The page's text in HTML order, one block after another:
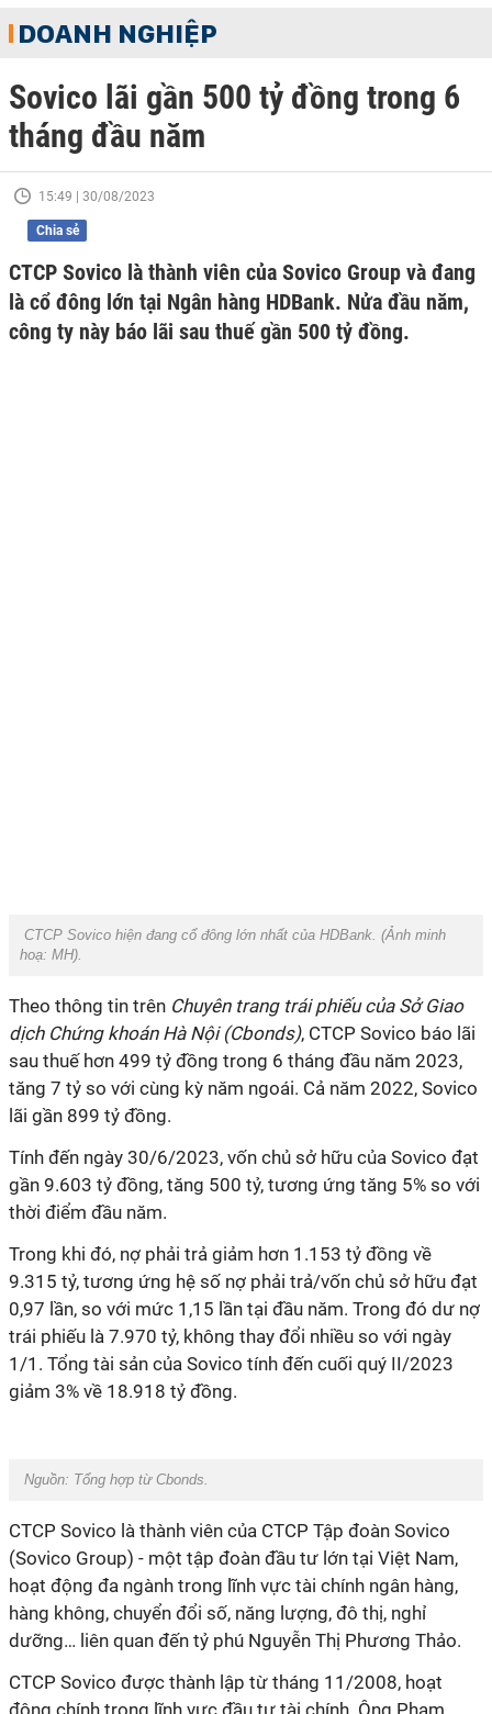
DOANH NGHIỆP
Sovico lãi gần 500 tỷ đồng trong 6
tháng đầu năm
15:49 | 30/08/2023
Chia sẻ
CTCP Sovico là thành viên của Sovico Group và đang
là cổ đông lớn tại Ngân hàng HDBank. Nửa đầu năm,
công ty này báo lãi sau thuế gần 500 tỷ đồng.
CTCP Sovico hiện đang cổ đông lớn nhất của HDBank. (Ảnh minh
hoạ: MH).
Theo thông tin trên Chuyên trang trái phiếu của Sở Giao
dịch Chứng khoán Hà Nội (Cbonds), CTCP Sovico báo lãi
sau thuế hơn 499 tỷ đồng trong 6 tháng đầu năm 2023,
tăng 7 tỷ so với cùng kỳ năm ngoái. Cả năm 2022, Sovico
lãi gần 899 tỷ đồng.
Tính đến ngày 30/6/2023, vốn chủ sở hữu của Sovico đạt
gần 9.603 tỷ đồng, tăng 500 tỷ, tương ứng tăng 5% so với
thời điểm đầu năm.
Trong khi đó, nợ phải trả giảm hơn 1.153 tỷ đồng về
9.315 tỷ, tương ứng hệ số nợ phải trả/vốn chủ sở hữu đạt
0,97 lần, so với mức 1,15 lần tại đầu năm. Trong đó dư nợ
trái phiếu là 7.970 tỷ, không thay đổi nhiều so với ngày
1/1. Tổng tài sản của Sovico tính đến cuối quý II/2023
giảm 3% về 18.918 tỷ đồng.
Nguồn: Tổng hợp từ Cbonds.
CTCP Sovico là thành viên của CTCP Tập đoàn Sovico
(Sovico Group) - một tập đoàn đầu tư lớn tại Việt Nam,
hoạt động đa ngành trong lĩnh vực tài chính ngân hàng,
hàng không, chuyển đổi số, năng lượng, đô thị, nghỉ
dưỡng… liên quan đến tỷ phú Nguyễn Thị Phương Thảo.
CTCP Sovico được thành lập từ tháng 11/2008, hoạt
động chính trong lĩnh vực đầu tư tài chính. Ông Phạm